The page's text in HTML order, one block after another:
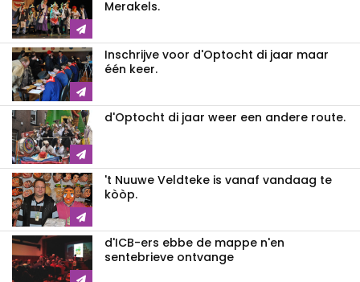
Merakels.
Inschrijve voor d'Optocht di jaar maar
één keer.
d'Optocht di jaar weer een andere route.
't Nuuwe Veldteke is vanaf vandaag te
kòòp.
d'ICB-ers ebbe de mappe n'en
sentebrieve ontvange